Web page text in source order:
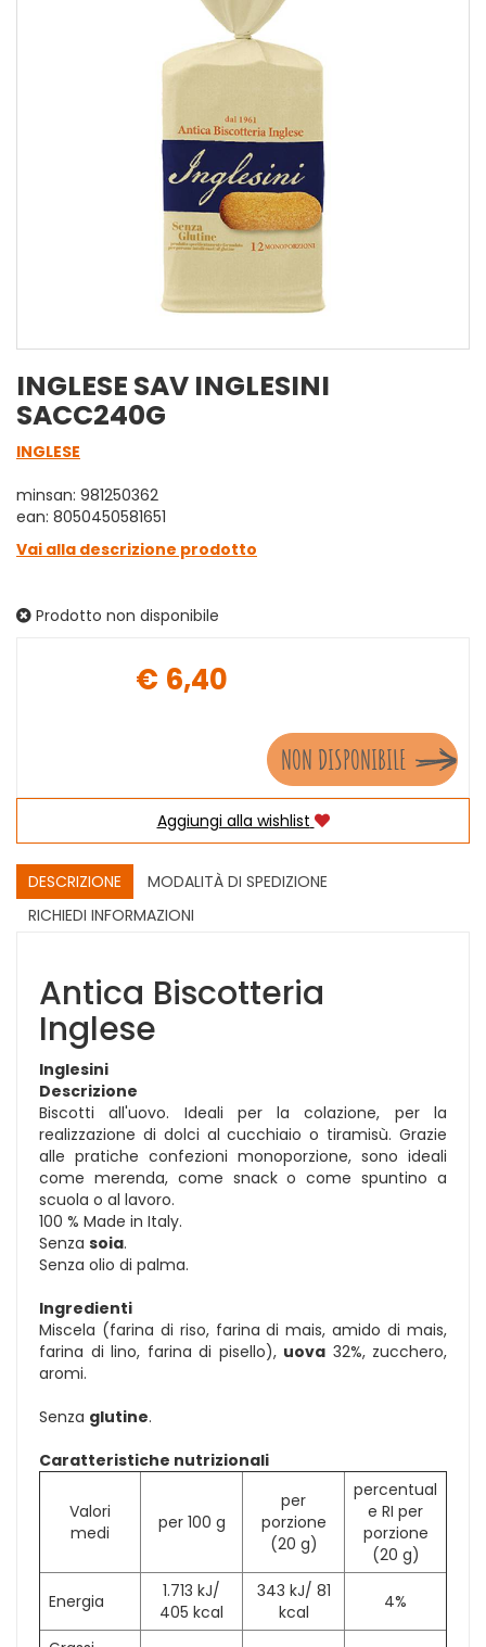
INGLESE SAV INGLESINI
SACC240G
INGLESE
minsan: 981250362
ean: 8050450581651
Vai alla descrizione prodotto
Prodotto non disponibile
€ 6,40
NON DISPONIBILE
Aggiungi alla wishlist
DESCRIZIONE
MODALITÀ DI SPEDIZIONE
RICHIEDI INFORMAZIONI
Antica Biscotteria
Inglese
Inglesini
Descrizione
Biscotti all'uovo. Ideali per la colazione, per la
realizzazione di dolci al cucchiaio o tiramisù. Grazie
alle pratiche confezioni monoporzione, sono ideali
come merenda, come snack o come spuntino a
scuola o al lavoro.
100 % Made in Italy.
Senza soia.
Senza olio di palma.
Ingredienti
Miscela (farina di riso, farina di mais, amido di mais,
farina di lino, farina di pisello), uova 32%, zucchero,
aromi.
Senza glutine.
Caratteristiche nutrizionali
Valori
medi
per 100 g
per
porzione
(20 g)
percentual
e RI per
porzione
(20 g)
Energia
1.713 kJ/
405 kcal
343 kJ/ 81
kcal
4%